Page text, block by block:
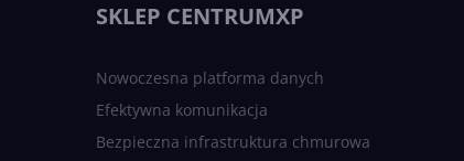
SKLEP CENTRUMXP
Nowoczesna platforma danych
Efektywna komunikacja
Bezpieczna infrastruktura chmurowa